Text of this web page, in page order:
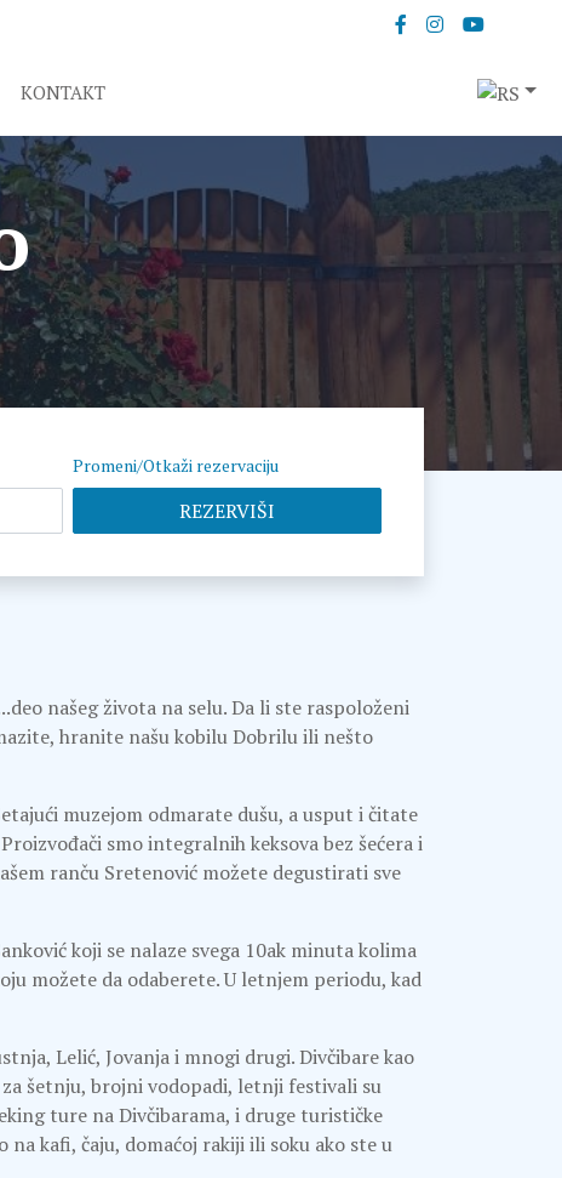
KONTAKT
Promeni/Otkaži rezervaciju
REZERVIŠI
našeg života na selu. Da li ste raspoloženi
hranite našu kobilu Dobrilu ili nešto
muzejom odmarate dušu, a usput i čitate
smo integralnih keksova bez šećera i
ranču Sretenović možete degustirati sve
koji se nalaze svega 10ak minuta kolima
možete da odaberete. U letnjem periodu, kad
Lelić, Jovanja i mnogi drugi. Divčibare kao
šetnju, brojni vodopadi, letnji festivali su
ture na Divčibarama, i druge turističke
kafi, čaju, domaćoj rakiji ili soku ako ste u